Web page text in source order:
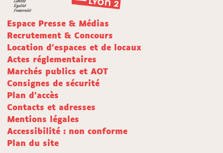
Espace Presse & Médias
Recrutement & Concours
Location d'espaces et de locaux
Actes réglementaires
Marchés publics et AOT
Consignes de sécurité
Plan d'accès
Contacts et adresses
Mentions légales
Accessibilité : non conforme
Plan du site